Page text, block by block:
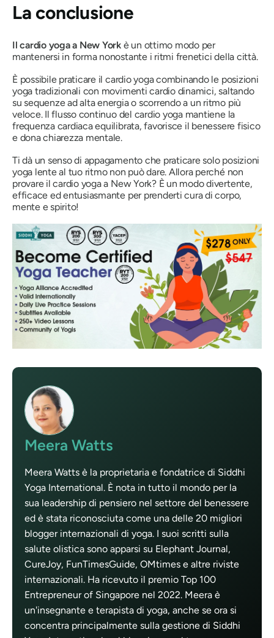
La conclusione
Il cardio yoga a New York è un ottimo modo per
mantenersi in forma nonostante i ritmi frenetici della città.
È possibile praticare il cardio yoga combinando le posizioni
yoga tradizionali con movimenti cardio dinamici, saltando
su sequenze ad alta energia o scorrendo a un ritmo più
veloce. Il flusso continuo del cardio yoga mantiene la
frequenza cardiaca equilibrata, favorisce il benessere fisico
e dona chiarezza mentale.
Ti dà un senso di appagamento che praticare solo posizioni
yoga lente al tuo ritmo non può dare. Allora perché non
provare il cardio yoga a New York? È un modo divertente,
efficace ed entusiasmante per prenderti cura di corpo,
mente e spirito!
Meera Watts
Meera Watts è la proprietaria e fondatrice di Siddhi
Yoga International. È nota in tutto il mondo per la
sua leadership di pensiero nel settore del benessere
ed è stata riconosciuta come una delle 20 migliori
blogger internazionali di yoga. I suoi scritti sulla
salute olistica sono apparsi su Elephant Journal,
CureJoy, FunTimesGuide, OMtimes e altre riviste
internazionali. Ha ricevuto il premio Top 100
Entrepreneur of Singapore nel 2022. Meera è
un'insegnante e terapista di yoga, anche se ora si
concentra principalmente sulla gestione di Siddhi